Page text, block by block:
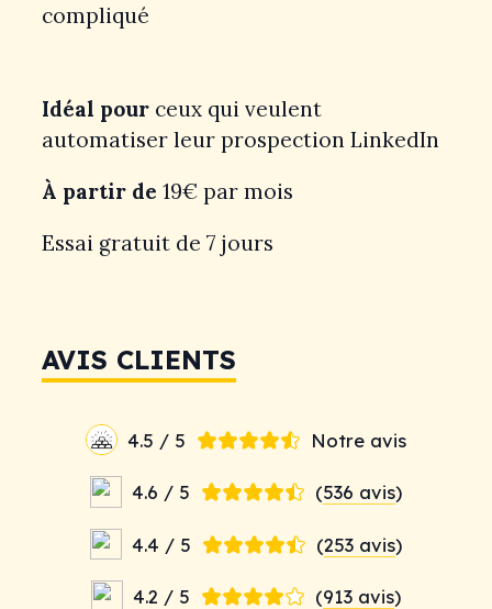
AVIS CLIENTS
compliqué
Idéal pour ceux qui veulent
automatiser leur prospection LinkedIn
À partir de 19€ par mois
Essai gratuit de 7 jours
4.5 / 5 Notre avis
4.6 / 5 (536 avis)
4.4 / 5 (253 avis)
4.2 / 5 (913 avis)